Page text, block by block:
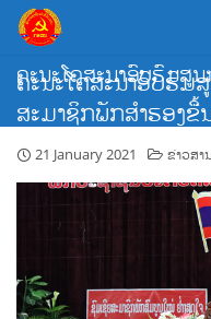
Skip
content
ຄະນະໂຄສະນາອົບຮົມສູ
ຄະນະໂຄສະນາອົບຮົມ
ສະມາຊິກພັກສຳຮອງ
21 January 2021 ຂ່າວສາ